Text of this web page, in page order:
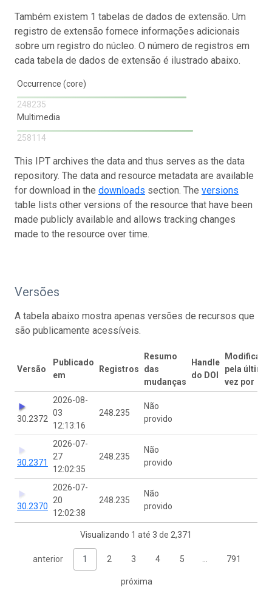
Também existem 1 tabelas de dados de extensão. Um
registro de extensão fornece informações adicionais
sobre um registro do núcleo. O número de registros em
cada tabela de dados de extensão é ilustrado abaixo.
Occurrence (core)
248235
Multimedia
258114
This IPT archives the data and thus serves as the data
repository. The data and resource metadata are available
for download in the downloads section. The versions
table lists other versions of the resource that have been
made publicly available and allows tracking changes
made to the resource over time.
Versões
A tabela abaixo mostra apenas versões de recursos que
são publicamente acessíveis.
Versão
Publicado
em
Registros
Resumo
das
mudanças
Handle
do DOI
Modificado
pela última
vez por
30.2372
2026-08-
03
12:13:16
248.235
Não
provido
30.2371
2026-07-
27
12:02:35
248.235
Não
provido
30.2370
2026-07-
20
12:02:38
248.235
Não
provido
Visualizando 1 até 3 de 2,371
anterior 1 2 3 4 5 791
próxima